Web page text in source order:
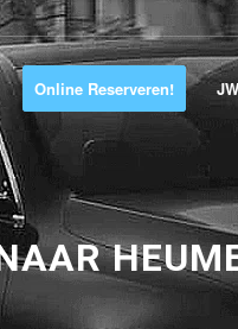
Online Reserveren!